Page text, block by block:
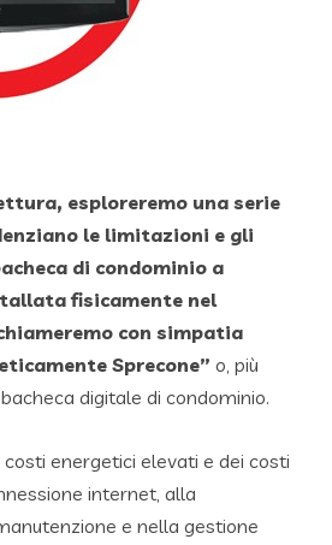
esploreremo una serie
le limitazioni e gli
di condominio a
fisicamente nel
con simpatia
Sprecone” o, più
digitale di condominio.
energetici elevati e dei costi
internet, alla
e nella gestione